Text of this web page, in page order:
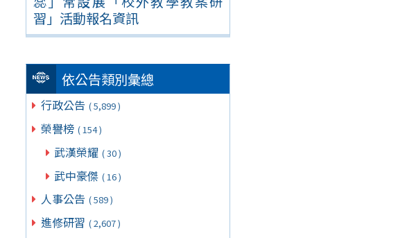
習」活動報名資訊
依公告類別彙總
行政公告 ( 5,899 )
榮譽榜 ( 154 )
武漢榮耀 ( 30 )
武中豪傑 ( 16 )
人事公告 ( 589 )
進修研習 ( 2,607 )